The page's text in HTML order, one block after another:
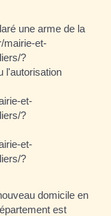
une arme de la
mairie-et-
?
l'autorisation
et-
?
et-
?
domicile en
est